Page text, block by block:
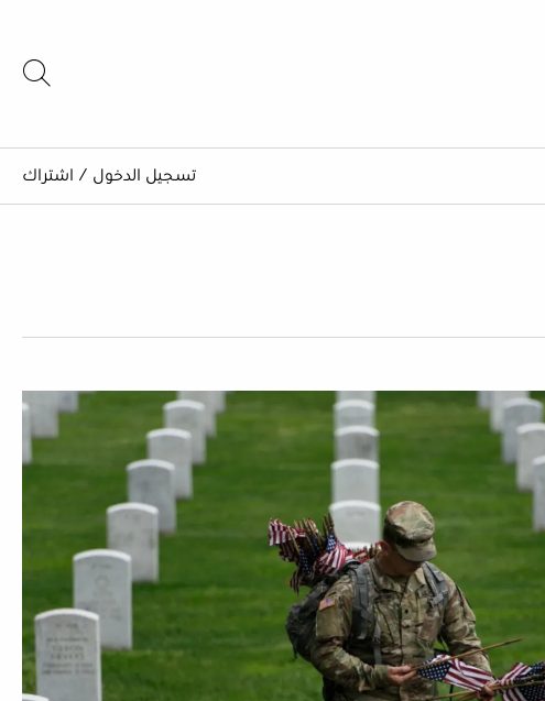
تسجيل الدخول / اشتراك